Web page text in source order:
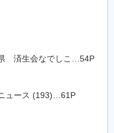
済生会なでしこ…54P
ュース (193)…61P